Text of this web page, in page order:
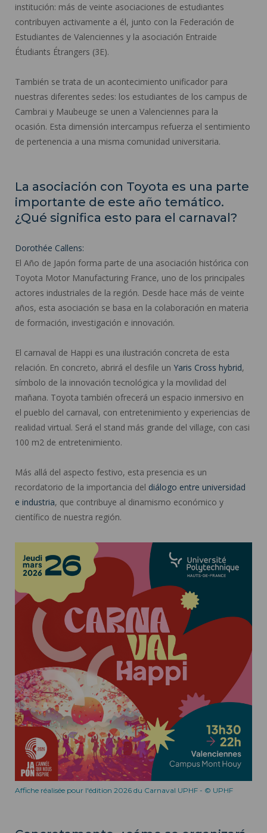
institución: más de veinte asociaciones de estudiantes
contribuyen activamente a él, junto con la Federación de
Estudiantes de Valenciennes y la asociación Entraide
Étudiants Étrangers (3E).
También se trata de un acontecimiento unificador para
nuestras diferentes sedes: los estudiantes de los campus de
Cambrai y Maubeuge se unen a Valenciennes para la
ocasión. Esta dimensión intercampus refuerza el sentimiento
de pertenencia a una misma comunidad universitaria.
La asociación con Toyota es una parte
importante de este año temático.
¿Qué significa esto para el carnaval?
Dorothée Callens:
El Año de Japón forma parte de una asociación histórica con
Toyota Motor Manufacturing France, uno de los principales
actores industriales de la región. Desde hace más de veinte
años, esta asociación se basa en la colaboración en materia
de formación, investigación e innovación.
El carnaval de Happi es una ilustración concreta de esta
relación. En concreto, abrirá el desfile un Yaris Cross hybrid,
símbolo de la innovación tecnológica y la movilidad del
mañana. Toyota también ofrecerá un espacio inmersivo en
el pueblo del carnaval, con entretenimiento y experiencias de
realidad virtual. Será el stand más grande del village, con casi
100 m2 de entretenimiento.
Más allá del aspecto festivo, esta presencia es un
recordatorio de la importancia del diálogo entre universidad
e industria, que contribuye al dinamismo económico y
científico de nuestra región.
Affiche réalisée pour l'édition 2026 du Carnaval UPHF - © UPHF